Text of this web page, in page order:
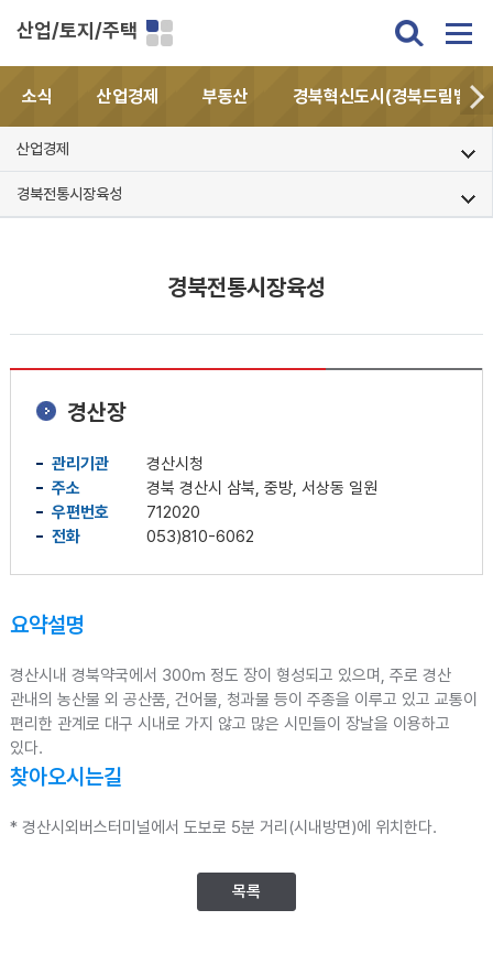
산업/토지/주택
소식 산업경제 부동산 경북혁신도시(경북드림밸리)
산업경제
경북전통시장육성
경북전통시장육성
경산장
관리기관
경산시청
주소
경북 경산시 삼북, 중방, 서상동 일원
우편번호
712020
전화
053)810-6062
요약설명
경산시내 경북약국에서 300m 정도 장이 형성되고 있으며, 주로 경산
관내의 농산물 외 공산품, 건어물, 청과물 등이 주종을 이루고 있고 교통이
편리한 관계로 대구 시내로 가지 않고 많은 시민들이 장날을 이용하고
있다.
찾아오시는길
* 경산시외버스터미널에서 도보로 5분 거리(시내방면)에 위치한다.
목록